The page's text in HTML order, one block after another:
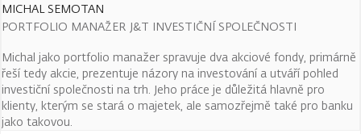
MICHAL SEMOTAN
PORTFOLIO MANAŽER J&T INVESTIČNÍ SPOLEČNOSTI
Michal jako portfolio manažer spravuje dva akciové fondy, primárně
řeší tedy akcie, prezentuje názory na investování a utváří pohled
investiční společnosti na trh. Jeho práce je důležitá hlavně pro
klienty, kterým se stará o majetek, ale samozřejmě také pro banku
jako takovou.